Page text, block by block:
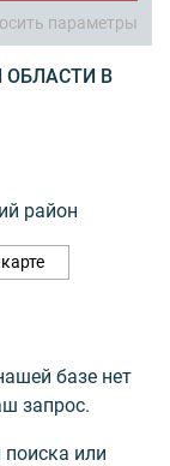
параметры
В
район
базе нет
запрос.
или